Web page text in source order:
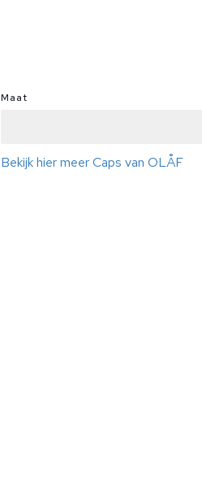
Maat
Bekijk hier meer Caps van OLÅF